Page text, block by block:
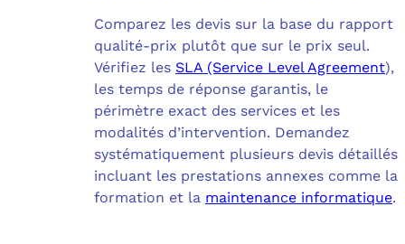
Comparez les devis sur la base du rapport
qualité-prix plutôt que sur le prix seul.
Vérifiez les SLA (Service Level Agreement),
les temps de réponse garantis, le
périmètre exact des services et les
modalités d’intervention. Demandez
systématiquement plusieurs devis détaillés
incluant les prestations annexes comme la
formation et la maintenance informatique.